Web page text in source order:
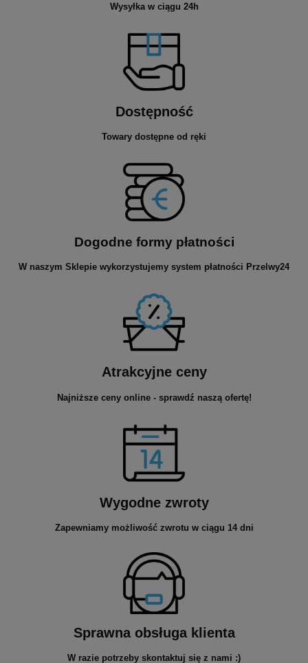
Wysyłka w ciągu 24h
Dostępność
Towary dostępne od ręki
Dogodne formy płatności
W naszym Sklepie wykorzystujemy system płatności Przelwy24
Atrakcyjne ceny
Najniższe ceny online - sprawdź naszą ofertę!
Wygodne zwroty
Zapewniamy możliwość zwrotu w ciągu 14 dni
Sprawna obsługa klienta
W razie potrzeby skontaktuj się z nami :)